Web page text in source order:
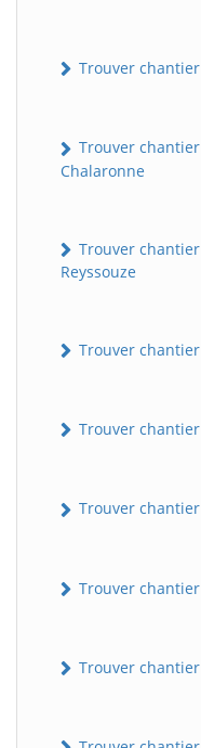
Trouver
Trouver
Chalaronne
Trouver
Reyssouze
Trouver
Trouver
Trouver
Trouver
Trouver